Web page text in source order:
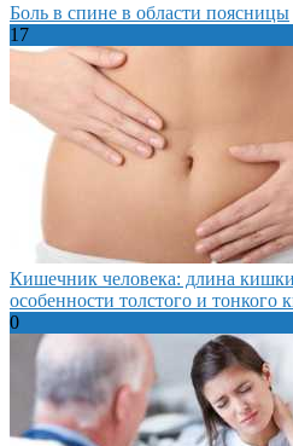
Боль в спине в области поясницы
17
Кишечник человека: длина
особенности толстого и тонкого
0